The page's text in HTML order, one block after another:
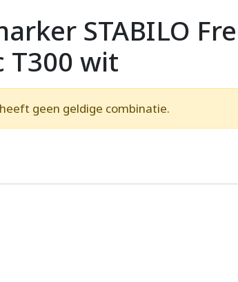
STABILO
T300 wit
geen geldige combinatie.